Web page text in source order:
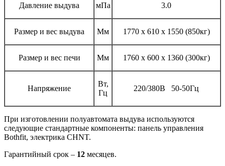
Давление выдува мПа 3.0
Размер и вес выдува Мм 1770 х 610 х 1550 (850кг)
Размер и вес печи Мм 1760 х 600 х 1360 (300кг)
Напряжение
Вт,
Гц
220/380В 50-50Гц
При изготовлении полуавтомата выдува используются
следующие стандартные компоненты: панель управления
Bothfit, электрика CHNT.
Гарантийный срок – 12 месяцев.